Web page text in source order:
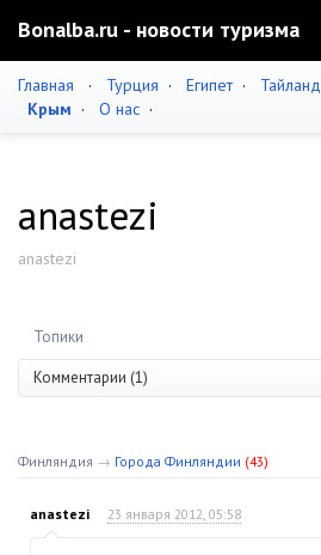
Bonalba.ru - новости туризма
Главная · Турция · Египет· Тайланд
Крым · О нас ·
anastezi
anastezi
Топики
Комментарии (1)
Финляндия → Города Финляндии (43)
anastezi 23 января 2012, 05:58